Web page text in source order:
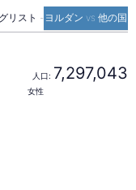
リスト - ヨルダン vs 他の国
人口: 7,297,043
女性